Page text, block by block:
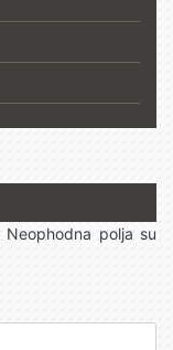
Neophodna polja su